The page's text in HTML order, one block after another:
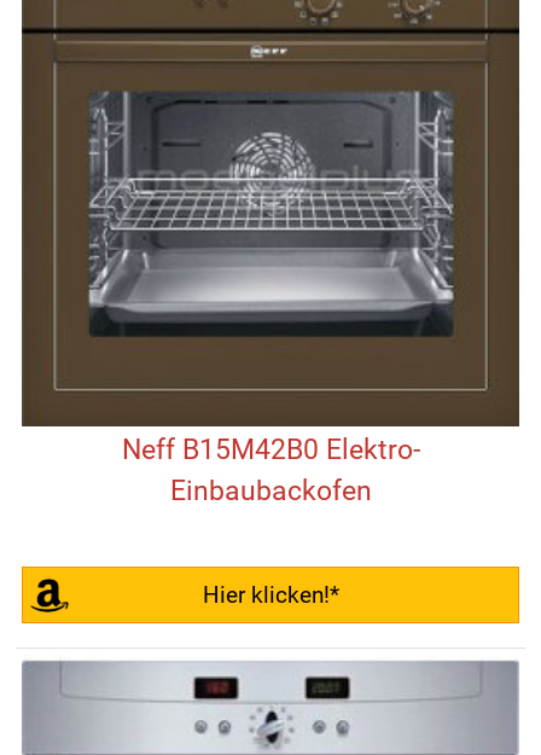
Neff B15M42B0 Elektro-
Einbaubackofen
Hier klicken!*